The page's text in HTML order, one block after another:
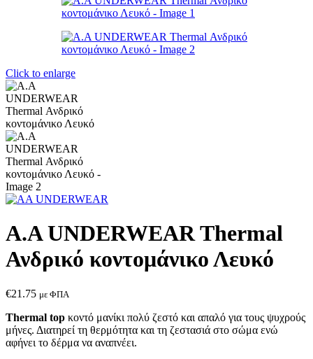
through
Click to enlarge
Α.A UNDERWEAR Thermal
Ανδρικό κοντομάνικο Λευκό
€21.75 με ΦΠΑ
Thermal top κοντό μανίκι πολύ ζεστό και απαλό για τους ψυχρούς
μήνες. Διατηρεί τη θερμότητα και τη ζεστασιά στο σώμα ενώ
αφήνει το δέρμα να αναπνέει.